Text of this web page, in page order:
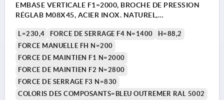
EMBASE VERTICALE F1=2000, BROCHE DE PRESSION
RÉGLAB M08X45, ACIER INOX. NATUREL,
L=230,4 FORCE DE SERRAGE F4 N=1400
H=88,2
FORCE MANUELLE FH N=200
FORCE DE MAINTIEN F1 N=2000
FORCE DE MAINTIEN F2 N=2800
FORCE DE SERRAGE F3 N=830
COLORIS DES COMPOSANTS=BLEU OUTREMER RAL 5002